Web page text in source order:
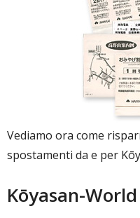
Vediamo ora come
spostamenti da e per
Kōyasan-